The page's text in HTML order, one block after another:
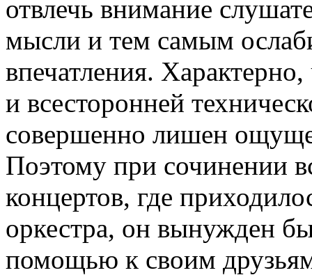
отвлечь внимание
мысли и тем самым
впечатления.
и всесторонней
совершенно лишен
Поэтому при сочинении
концертов, где
оркестра, он вынужден
помощью к своим